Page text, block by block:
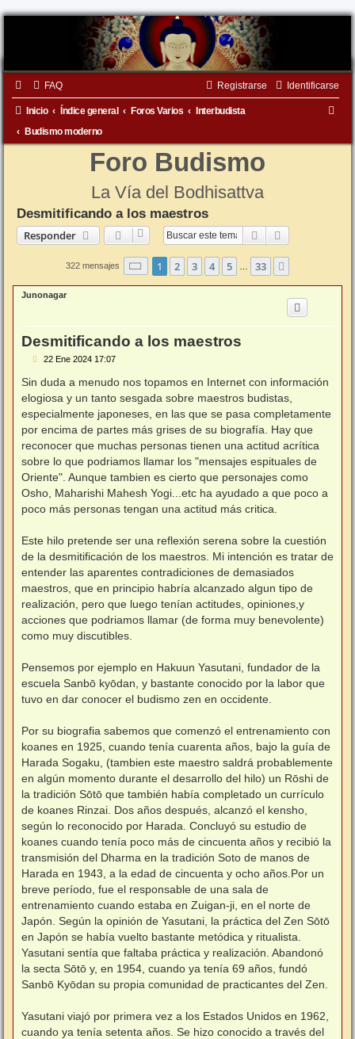
FAQ Identificarse
Registrarse
Inicio Índice general Foros Varios
Interbudista
Budismo moderno
Foro Budismo
La Vía del Bodhisattva
Desmitificando a los maestros
Responder
Buscar
322 mensajes Página de 33
1 2 3 4 5 33
Junonagar
Desmitificando a los maestros
M
n
a
e
22 Ene 2024 17:07
Sin duda a menudo nos topamos en Internet con información
elogiosa y un tanto sesgada sobre maestros budistas,
especialmente japoneses, en las que se pasa completamente
por encima de partes más grises de su biografía. Hay que
reconocer que muchas personas tienen una actitud acrítica
sobre lo que podriamos llamar los "mensajes espituales de
Oriente". Aunque tambien es cierto que personajes como
Osho, Maharishi Mahesh Yogi...etc ha ayudado a que poco a
poco más personas tengan una actitud más critica.
Este hilo pretende ser una reflexión serena sobre la cuestión
de la desmitificación de los maestros. Mi intención es tratar de
entender las aparentes contradiciones de demasiados
maestros, que en principio habría alcanzado algun tipo de
realización, pero que luego tenían actitudes, opiniones,y
acciones que podriamos llamar (de forma muy benevolente)
como muy discutibles.
Pensemos por ejemplo en Hakuun Yasutani, fundador de la
escuela Sanbō kyōdan, y bastante conocido por la labor que
tuvo en dar conocer el budismo zen en occidente.
Por su biografia sabemos que comenzó el entrenamiento con
koanes en 1925, cuando tenía cuarenta años, bajo la guía de
Harada Sogaku, (tambien este maestro saldrá probablemente
en algún momento durante el desarrollo del hilo) un Rōshi de
la tradición Sōtō que también había completado un currículo
de koanes Rinzai. Dos años después, alcanzó el kensho,
según lo reconocido por Harada. Concluyó su estudio de
koanes cuando tenía poco más de cincuenta años y recibió la
transmisión del Dharma en la tradición Soto de manos de
Harada en 1943, a la edad de cincuenta y ocho años.Por un
breve período, fue el responsable de una sala de
entrenamiento cuando estaba en Zuigan-ji, en el norte de
Japón. Según la opinión de Yasutani, la práctica del Zen Sōtō
en Japón se había vuelto bastante metódica y ritualista.
Yasutani sentía que faltaba práctica y realización. Abandonó
la secta Sōtō y, en 1954, cuando ya tenía 69 años, fundó
Sanbō Kyōdan su propia comunidad de practicantes del Zen.
Yasutani viajó por primera vez a los Estados Unidos en 1962,
cuando ya tenía setenta años. Se hizo conocido a través del